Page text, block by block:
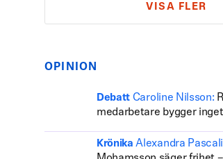
VISA FLER
OPINION
Debatt Caroline Nilsson:
medarbetare bygger
Krönika Alexandra